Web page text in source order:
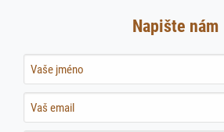
Napište nám
Name
Name